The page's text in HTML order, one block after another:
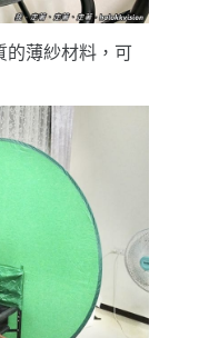
的薄紗材料，可